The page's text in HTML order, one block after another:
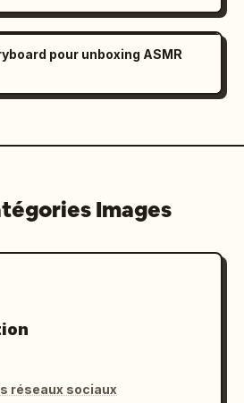
pour unboxing ASMR
Images
réseaux sociaux